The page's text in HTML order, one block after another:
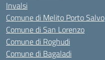
Invalsi
Comune di Melito Porto Salvo
Comune di San Lorenzo
Comune di Roghudi
Comune di Bagaladi